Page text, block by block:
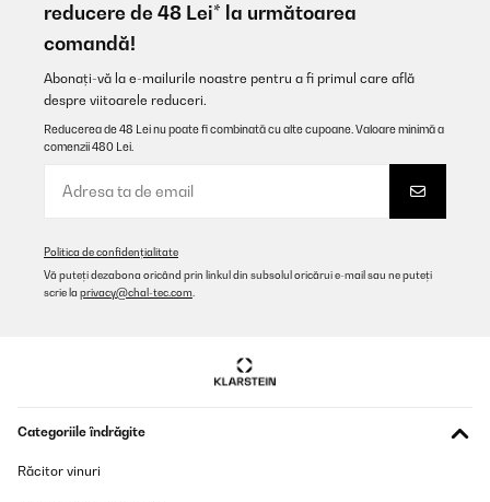
reducere de 48 Lei* la următoarea
comandă!
Abonați-vă la e-mailurile noastre pentru a fi primul care află
despre viitoarele reduceri.
Reducerea de 48 Lei nu poate fi combinată cu alte cupoane. Valoare minimă a
comenzii 480 Lei.
Politica de confidențialitate
Vă puteți dezabona oricând prin linkul din subsolul oricărui e-mail sau ne puteți
scrie la privacy@chal-tec.com
Categoriile îndrăgite
Răcitor vinuri